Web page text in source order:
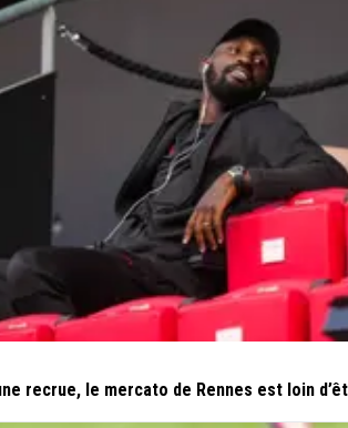
recrue, le mercato de Rennes est loin